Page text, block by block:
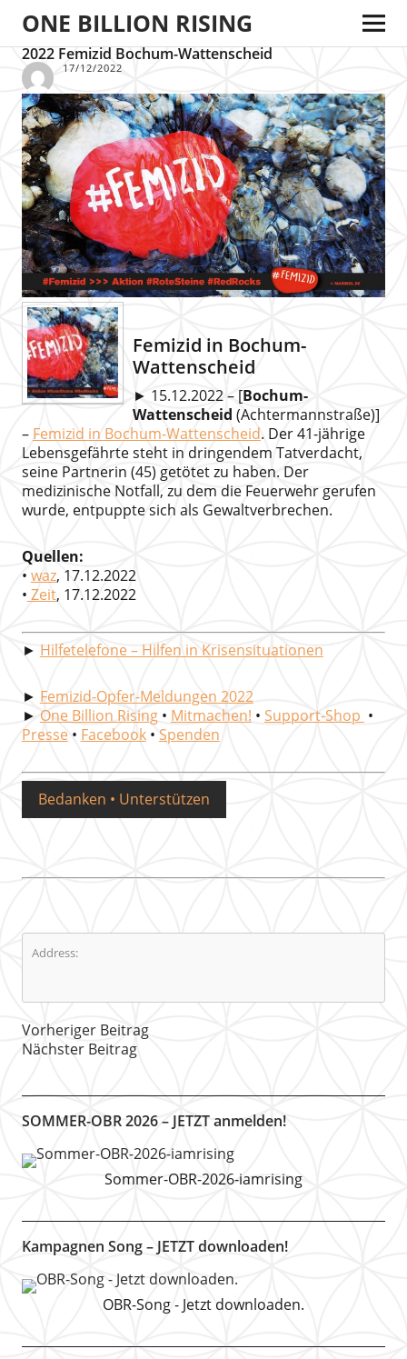
ONE BILLION RISING
2022 Femizid Bochum-Wattenscheid
17/12/2022
Femizid in Bochum-
Wattenscheid
► 15.12.2022 – [Bochum-
Wattenscheid (Achtermannstraße)]
– Femizid in Bochum-Wattenscheid. Der 41-jährige
Lebensgefährte steht in dringendem Tatverdacht,
seine Partnerin (45) getötet zu haben. Der
medizinische Notfall, zu dem die Feuerwehr gerufen
wurde, entpuppte sich als Gewaltverbrechen.
Quellen:
• waz, 17.12.2022
• Zeit, 17.12.2022
► Hilfetelefone – Hilfen in Krisensituationen
► Femizid-Opfer-Meldungen 2022
► One Billion Rising• Mitmachen! • Support-Shop •
Presse • Facebook• Spenden
Bedanken • Unterstützen
Address:
Vorheriger Beitrag
Nächster Beitrag
SOMMER-OBR 2026 – JETZT anmelden!
Sommer-OBR-2026-iamrising
Kampagnen Song – JETZT downloaden!
OBR-Song - Jetzt downloaden.